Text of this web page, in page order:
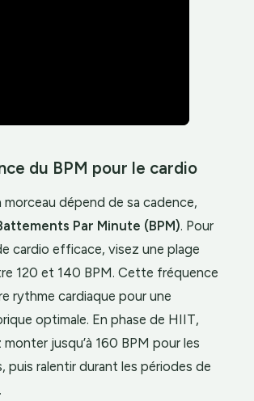
du BPM pour le cardio
morceau dépend de sa cadence,
Par Minute (BPM). Pour
cardio efficace, visez une plage
120 et 140 BPM. Cette fréquence
rythme cardiaque pour une
optimale. En phase de HIIT,
jusqu’à 160 BPM pour les
puis ralentir durant les périodes de